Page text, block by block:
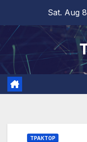
content
Sat. Aug
ТРАКТОР